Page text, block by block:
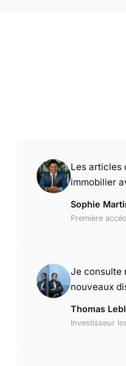
Les articles
immobilier
Sophie
Première
Je consulte
nouveaux
Thomas
Investisseur